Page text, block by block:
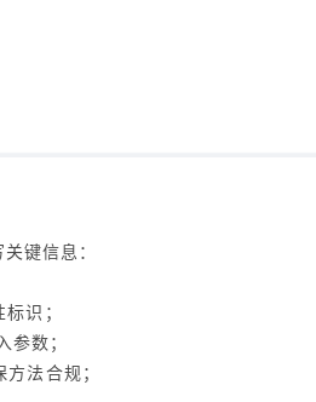
键信息：
识；
参数；
法合规；